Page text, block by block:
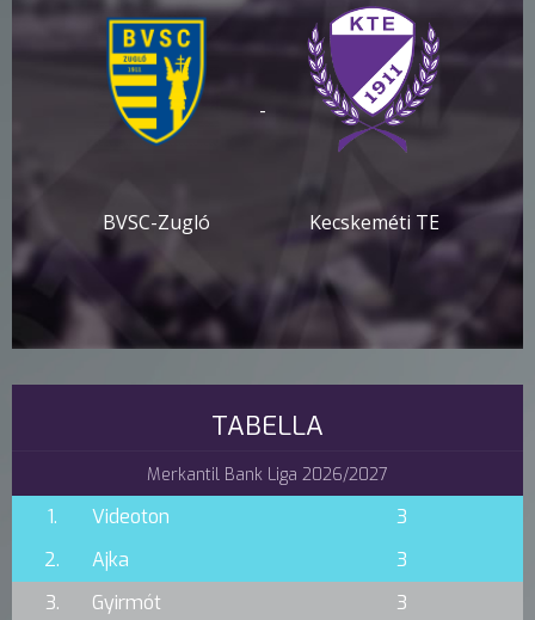
BVSC-Zugló
-
Kecskeméti TE
TABELLA
Merkantil Bank Liga 2026/2027
1. Videoton
3
2.
Ajka
3
3.
Gyirmót
3